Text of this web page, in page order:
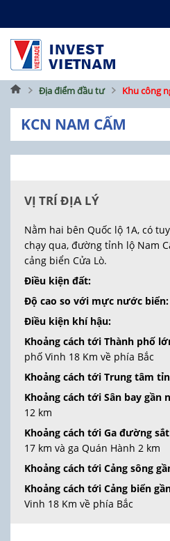
Trang
chủ
Địa điểm đầu tư Khu công
KCN NAM CẤM
VỊ TRÍ ĐỊA LÝ
Nằm hai bên Quốc lộ 1A, có
chạy qua, đường tỉnh lộ Nam
cảng biển Cửa Lò.
Điều kiện đất:
Độ cao so với mực nước biển:
Điều kiện khí hậu:
Khoảng cách tới Thành phố
phố Vinh 18 Km về phía Bắc
Khoảng cách tới Trung tâm
Khoảng cách tới Sân bay gần
12 km
Khoảng cách tới Ga đường
17 km và ga Quán Hành 2 km
Khoảng cách tới Cảng sông
Khoảng cách tới Cảng biển
Vinh 18 Km về phía Bắc